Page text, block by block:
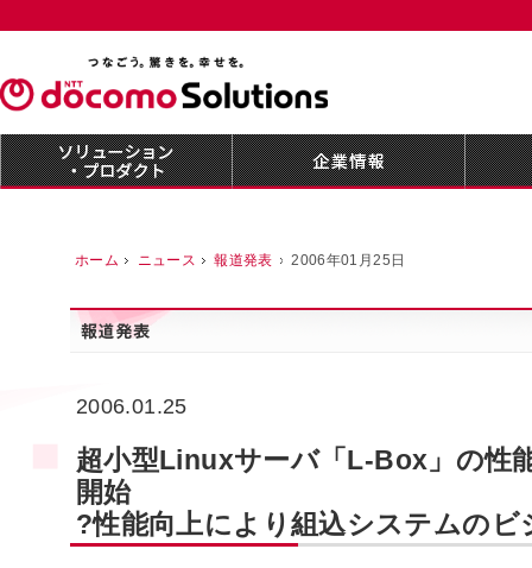
ホーム ニュース 報道発表 2006年01月25日
2006.01.25
超小型Linuxサーバ「L-Box」の性
開始
?性能向上により組込システムのビ